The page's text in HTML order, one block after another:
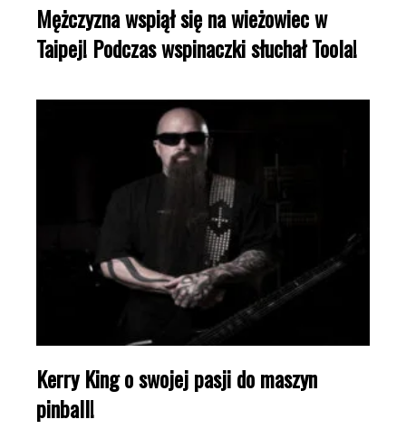
Mężczyzna wspiął się na wieżowiec w
Taipej! Podczas wspinaczki słuchał Toola!
Kerry King o swojej pasji do maszyn
pinball!